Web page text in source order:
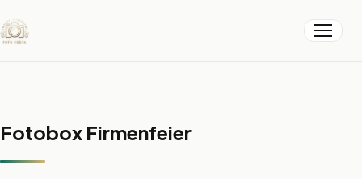
Menü
Fotobox Firmenfeier